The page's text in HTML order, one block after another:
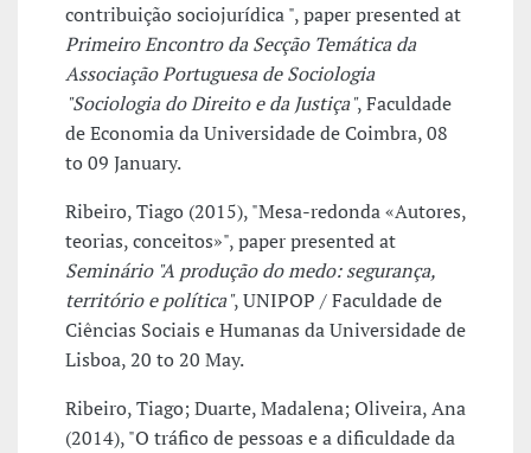
contribuição sociojurídica ", paper presented at
Primeiro Encontro da Secção Temática da
Associação Portuguesa de Sociologia
"Sociologia do Direito e da Justiça", Faculdade
de Economia da Universidade de Coimbra, 08
to 09 January.
Ribeiro, Tiago (2015), "Mesa-redonda «Autores,
teorias, conceitos»", paper presented at
Seminário "A produção do medo: segurança,
território e política", UNIPOP / Faculdade de
Ciências Sociais e Humanas da Universidade de
Lisboa, 20 to 20 May.
Ribeiro, Tiago; Duarte, Madalena; Oliveira, Ana
(2014), "O tráfico de pessoas e a dificuldade da